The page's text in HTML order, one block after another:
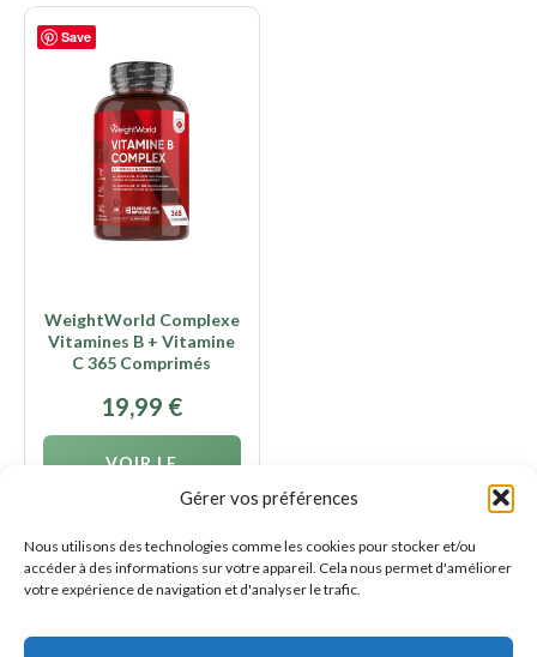
Gérer vos préférences
Nous utilisons des technologies comme les cookies pour stocker et/ou
accéder à des informations sur votre appareil. Cela nous permet d'améliorer
votre expérience de navigation et d'analyser le trafic.
Save
WeightWorld Complexe
Vitamines B + Vitamine
C 365 Comprimés
19,99 €
VOIR LE
PRODUIT